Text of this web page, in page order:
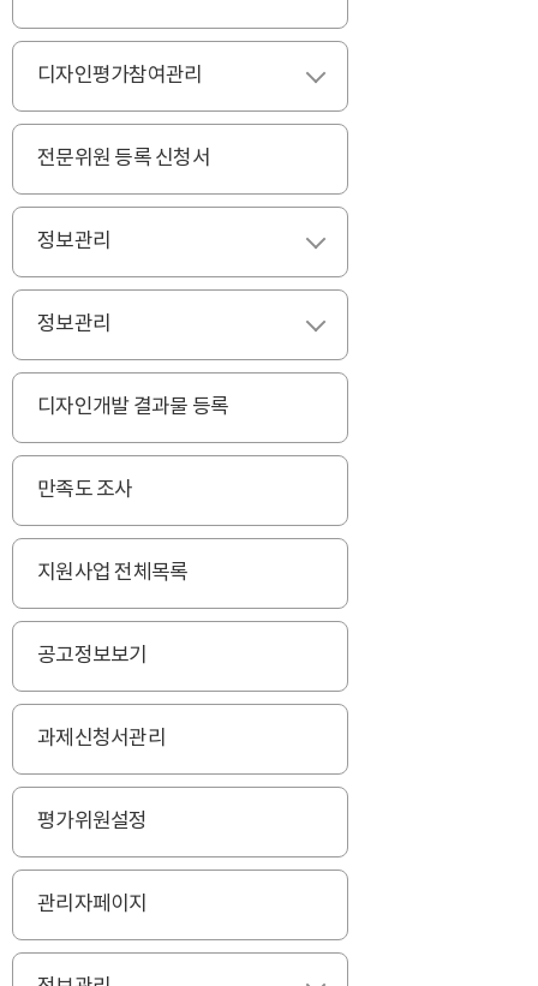
디자인평가참여관리
전문위원 등록 신청서
정보관리
정보관리
디자인개발 결과물 등록
만족도 조사
지원사업 전체목록
공고정보보기
과제신청서관리
평가위원설정
관리자페이지